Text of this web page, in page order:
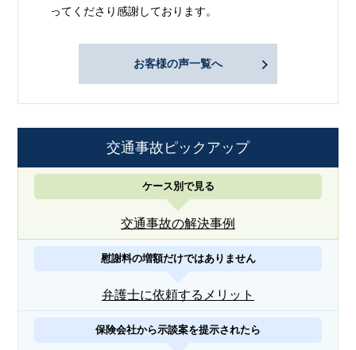
ってくださり感謝しております。
お客様の声一覧へ
交通事故ピックアップ
ケース別で見る
交通事故の解決事例
慰謝料の増額だけではありません
弁護士に依頼するメリット
保険会社から示談案を提示されたら